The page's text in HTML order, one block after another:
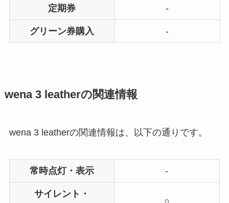
定期券 -
グリーン券購入 -
wena 3 leatherの関連情報
wena 3 leatherの関連情報は、以下の通りです。
常時点灯・表示 -
サイレント・